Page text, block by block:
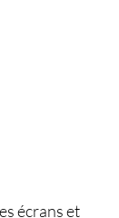
écrans et